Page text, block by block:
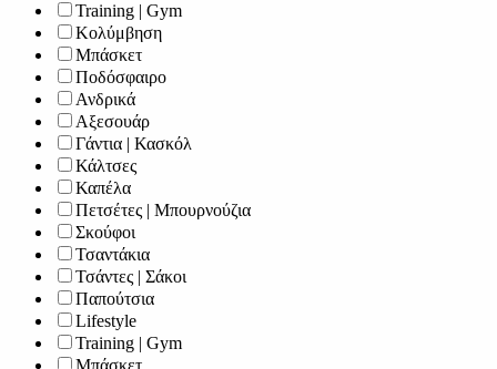
Training | Gym
Κολύμβηση
Μπάσκετ
Ποδόσφαιρο
Ανδρικά
Αξεσουάρ
Γάντια | Κασκόλ
Κάλτσες
Καπέλα
Πετσέτες | Μπουρνούζια
Σκούφοι
Τσαντάκια
Τσάντες | Σάκοι
Παπούτσια
Lifestyle
Training | Gym